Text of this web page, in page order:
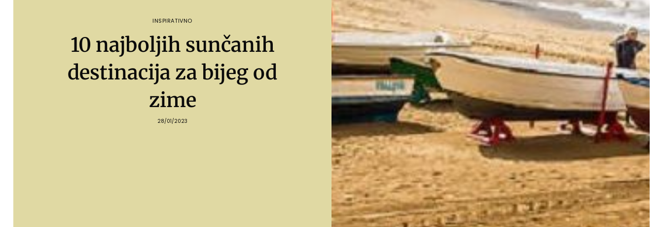
INSPIRATIVNO
10 najboljih sunčanih
destinacija za bijeg od
zime
28/01/2023